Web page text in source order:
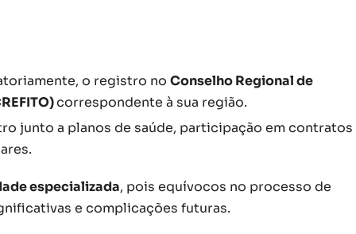
o registro no Conselho Regional de
correspondente à sua região.
junto a planos de saúde, participação em contratos
especializada, pois equívocos no processo de
e complicações futuras.